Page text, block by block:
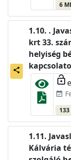
6
share
.
krt 33.
helyiség
lock_open
event_available
133
Kálvária